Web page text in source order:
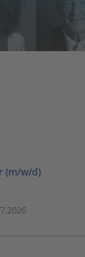
(m/w/d)